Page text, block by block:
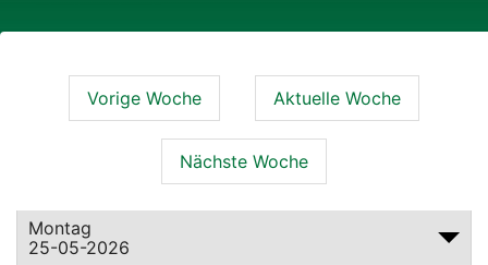
PSV Allgemein Beachvolleyball
Eis- und Stocksport Eishockey
Fußball
Vorige Woche Aktuelle Woche
Nächste Woche
Montag
25-05-2026